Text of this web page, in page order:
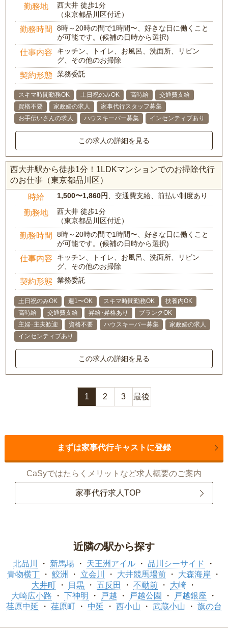
勤務地
西大井 徒歩1分
（東京都品川区付近）
勤務時間
8時～20時の間で1時間〜、好きな日に働くこと
が可能です。(候補の日時から選択)
仕事内容
キッチン、トイレ、お風呂、洗面所、リビン
グ、その他のお掃除
契約形態 業務委託
スキマ時間勤務OK 土日祝のみOK 高時給
交通費支給
資格不要
家政婦の求人
家事代行スタッフ募集
お手伝いさんの求人
ハウスキーパー募集 インセンティブあり
この求人の詳細を見る
西大井駅から徒歩1分！1LDKマンションでのお掃除代行
のお仕事（東京都品川区）
時給 1,500〜1,860円 、交通費支給、前払い制度あり
勤務地
西大井 徒歩1分
（東京都品川区付近）
勤務時間
8時～20時の間で1時間〜、好きな日に働くこと
が可能です。(候補の日時から選択)
仕事内容
キッチン、トイレ、お風呂、洗面所、リビン
グ、その他のお掃除
契約形態 業務委託
土日祝のみOK 週1〜OK スキマ時間勤務OK
扶養内OK
高時給
交通費支給 昇給･昇格あり
ブランクOK
主婦･主夫歓迎
資格不要 ハウスキーパー募集
家政婦の求人
インセンティブあり
この求人の詳細を見る
1 2 3 最後
まずは家事代行キャストに登録
CaSyではたらくメリットなど求人概要のご案内
家事代行求人TOP
近隣の駅から探す
北品川 新馬場 天王洲アイル
品川シーサイド
青物横丁
鮫洲 立会川 大井競馬場前
大森海岸
大井町
目黒 五反田 不動前
大崎
大崎広小路
下神明 戸越 戸越公園
戸越銀座
荏原中延
荏原町 中延 西小山 武蔵小山 旗の台